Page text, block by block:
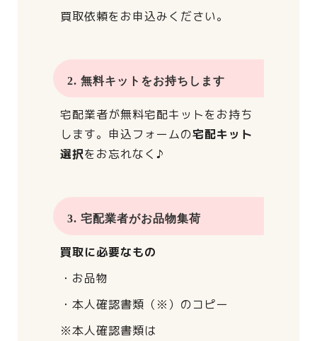
買取依頼をお申込みください。
2. 無料キットをお持ちします
宅配業者が無料宅配キットをお持ち
します。 申込フォームの宅配キット
選択をお忘れなく♪
3. 宅配業者がお品物集荷
買取に必要なもの
・お品物
・本人確認書類（※）のコピー
※本人確認書類は